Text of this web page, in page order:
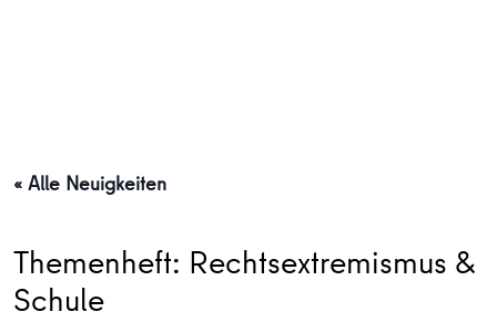
« Alle Neuigkeiten
Themenheft: Rechtsextremismus &
Schule